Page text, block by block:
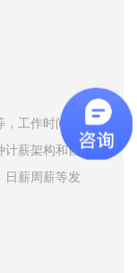
工作时间弹
薪架构和自
日薪周薪等发